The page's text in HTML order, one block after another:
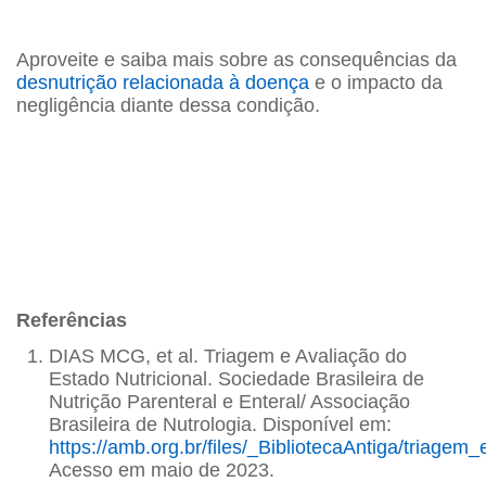
Aproveite e saiba mais sobre as consequências da
desnutrição relacionada à doença e o impacto da
negligência diante dessa condição.
Referências
DIAS MCG, et al. Triagem e Avaliação do
Estado Nutricional. Sociedade Brasileira de
Nutrição Parenteral e Enteral/ Associação
Brasileira de Nutrologia. Disponível em:
https://amb.org.br/files/_BibliotecaAntiga/
Acesso em maio de 2023.